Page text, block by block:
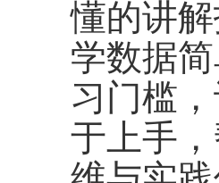
懂的讲
学数据
习门槛
于上手